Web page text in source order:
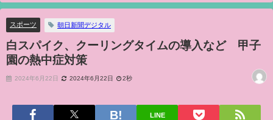
症対策
スポーツ 朝日新聞デジタル
白スパイク、クーリングタイムの導入など 甲子
園の熱中症対策
2024年6月22日 2024年6月22日 2秒
LINE